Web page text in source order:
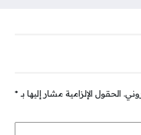
الحقول الإلزامية مشار إليها بـ *